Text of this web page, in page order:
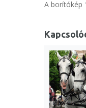
A borítókép